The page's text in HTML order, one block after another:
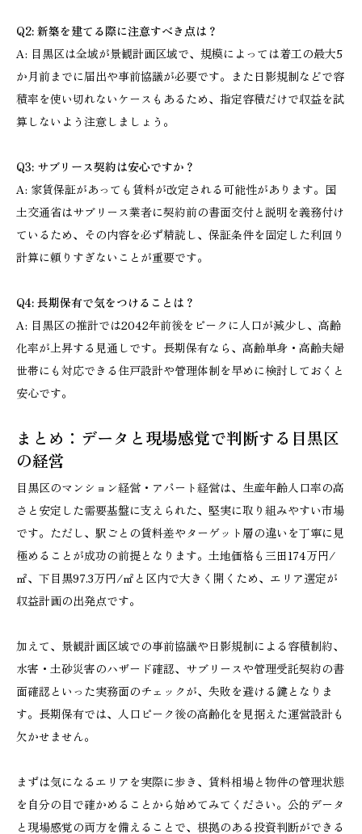
Q2: 新築を建てる際に注意すべき点は？
A: 目黒区は全域が景観計画区域で、規模によっては着工の最大5
か月前までに届出や事前協議が必要です。また日影規制などで容
積率を使い切れないケースもあるため、指定容積だけで収益を試
算しないよう注意しましょう。
Q3: サブリース契約は安心ですか？
A: 家賃保証があっても賃料が改定される可能性があります。国
土交通省はサブリース業者に契約前の書面交付と説明を義務付け
ているため、その内容を必ず精読し、保証条件を固定した利回り
計算に頼りすぎないことが重要です。
Q4: 長期保有で気をつけることは？
A: 目黒区の推計では2042年前後をピークに人口が減少し、高齢
化率が上昇する見通しです。長期保有なら、高齢単身・高齢夫婦
世帯にも対応できる住戸設計や管理体制を早めに検討しておくと
安心です。
まとめ：データと現場感覚で判断する目黒区
の経営
目黒区のマンション経営・アパート経営は、生産年齢人口率の高
さと安定した需要基盤に支えられた、堅実に取り組みやすい市場
です。ただし、駅ごとの賃料差やターゲット層の違いを丁寧に見
極めることが成功の前提となります。土地価格も三田174万円/
㎡、下目黒97.3万円/㎡と区内で大きく開くため、エリア選定が
収益計画の出発点です。
加えて、景観計画区域での事前協議や日影規制による容積制約、
水害・土砂災害のハザード確認、サブリースや管理受託契約の書
面確認といった実務面のチェックが、失敗を避ける鍵となりま
す。長期保有では、人口ピーク後の高齢化を見据えた運営設計も
欠かせません。
まずは気になるエリアを実際に歩き、賃料相場と物件の管理状態
を自分の目で確かめることから始めてみてください。公的データ
と現場感覚の両方を備えることで、根拠のある投資判断ができる